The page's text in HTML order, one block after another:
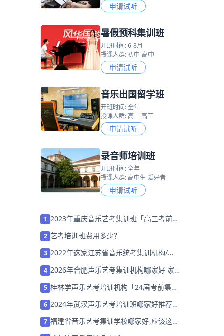
申请试听
暑假预科集训班
开班时间: 6-8月
授课人群: 初中-高中
申请试听
音乐出国留学班
开班时间: 全年
授课人群: 高二 高三
申请试听
录音师培训班
开班时间: 全年
授课人群: 高中生 爱好者
申请试听
1 2023年重庆音乐艺考集训班「高三考前集
2 艺考培训班费用多少？
3 2022年这家江苏省音乐统考集训机构/学
4 2026年合肥声乐艺考集训机构哪家好 家
5 桂林学声乐艺考培训机构「24届考前集训
6 2024年武汉声乐艺考培训班哪家好推荐
7 福建省音乐艺考集训学校哪家好,应该这么